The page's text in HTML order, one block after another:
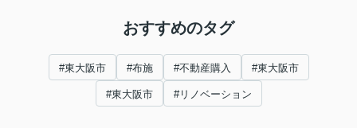
おすすめのタグ
#東大阪市 #布施 #不動産購入 #東大阪市
#東大阪市 #リノベーション